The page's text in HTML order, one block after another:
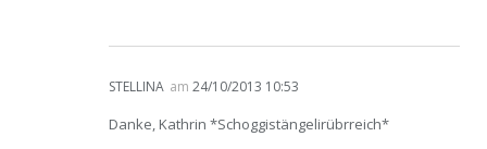
STELLINA am 24/10/2013 10:53
Danke, Kathrin *Schoggistängelirübrreich*